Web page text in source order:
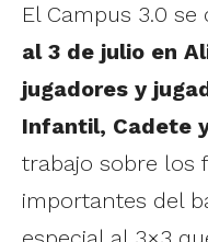
El Campus 3.0 se
al 3 de julio en
jugadores y
Infantil, Cadete
trabajo sobre los
importantes del